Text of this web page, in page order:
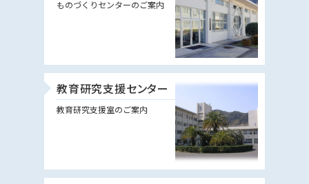
ものづくりセンターのご案内
教育研究支援センター
教育研究支援室のご案内